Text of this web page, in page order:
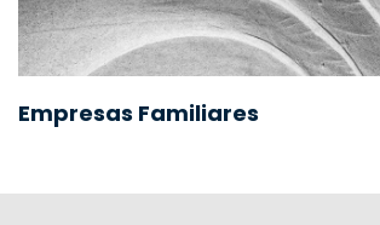
Empresas Familiares